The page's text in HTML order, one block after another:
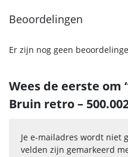
Beoordelingen
Er zijn nog geen
Wees de eerste om
Bruin retro –
Je e-mailadres wordt niet
velden zijn gemarkeerd